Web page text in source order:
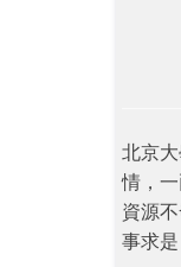
北京
情，
資源
事求